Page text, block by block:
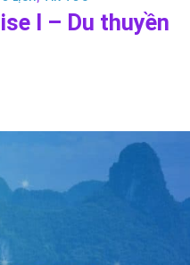
I – Du thuyền